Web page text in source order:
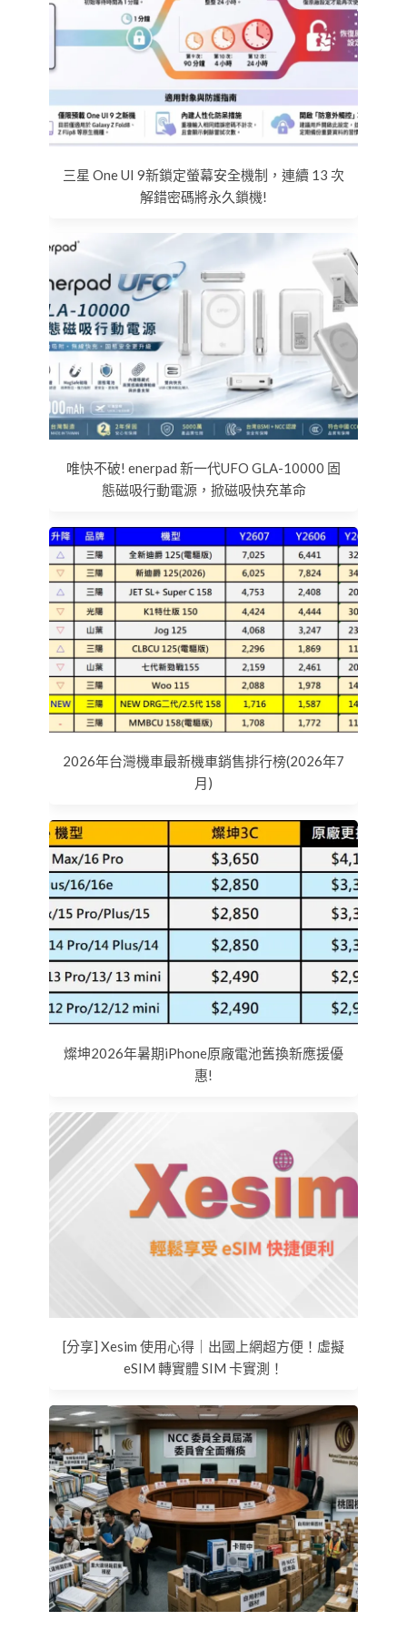
三星 One UI 9新鎖定螢幕安全機制，連續 13 次
解錯密碼將永久鎖機!
唯快不破! enerpad 新一代UFO GLA-10000 固
態磁吸行動電源，掀磁吸快充革命
2026年台灣機車最新機車銷售排行榜(2026年7
月)
燦坤2026年暑期iPhone原廠電池舊換新應援優
惠!
[分享] Xesim 使用心得｜出國上網超方便！虛擬
eSIM 轉實體 SIM 卡實測！